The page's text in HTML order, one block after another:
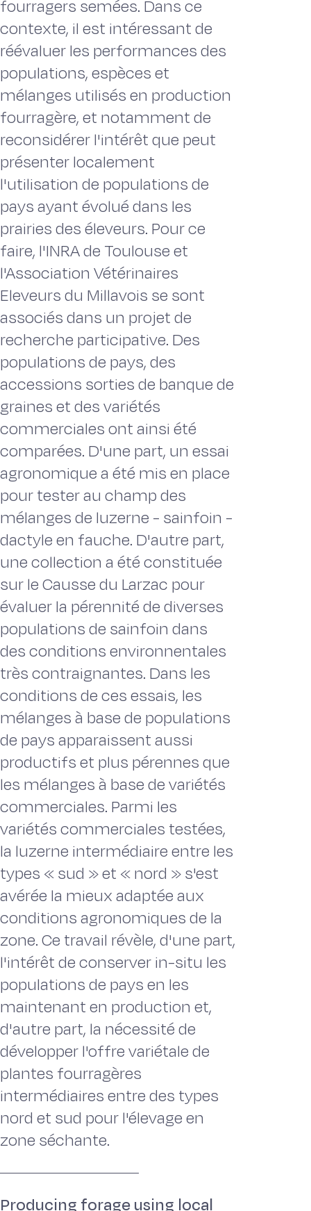
fourragers semées. Dans ce
contexte, il est intéressant de
réévaluer les performances des
populations, espèces et
mélanges utilisés en production
fourragère, et notamment de
reconsidérer l'intérêt que peut
présenter localement
l'utilisation de populations de
pays ayant évolué dans les
prairies des éleveurs. Pour ce
faire, l'INRA de Toulouse et
l'Association Vétérinaires
Eleveurs du Millavois se sont
associés dans un projet de
recherche participative. Des
populations de pays, des
accessions sorties de banque de
graines et des variétés
commerciales ont ainsi été
comparées. D'une part, un essai
agronomique a été mis en place
pour tester au champ des
mélanges de luzerne - sainfoin -
dactyle en fauche. D'autre part,
une collection a été constituée
sur le Causse du Larzac pour
évaluer la pérennité de diverses
populations de sainfoin dans
des conditions environnentales
très contraignantes. Dans les
conditions de ces essais, les
mélanges à base de populations
de pays apparaissent aussi
productifs et plus pérennes que
les mélanges à base de variétés
commerciales. Parmi les
variétés commerciales testées,
la luzerne intermédiaire entre les
types « sud » et « nord » s'est
avérée la mieux adaptée aux
conditions agronomiques de la
zone. Ce travail révèle, d'une part,
l'intérêt de conserver in-situ les
populations de pays en les
maintenant en production et,
d'autre part, la nécessité de
développer l'offre variétale de
plantes fourragères
intermédiaires entre des types
nord et sud pour l'élevage en
zone séchante.
Producing forage using local